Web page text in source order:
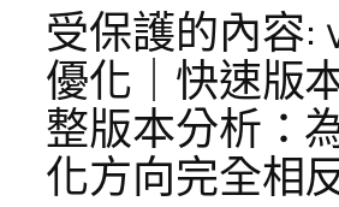
受保護的內容:
優化｜快速版
整版本分析：
化方向完全相